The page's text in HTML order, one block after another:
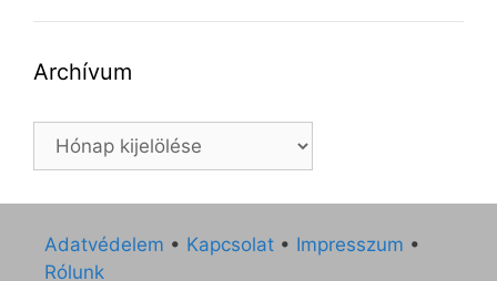
Archívum
Archívum
Adatvédelem • Kapcsolat • Impresszum •
Rólunk